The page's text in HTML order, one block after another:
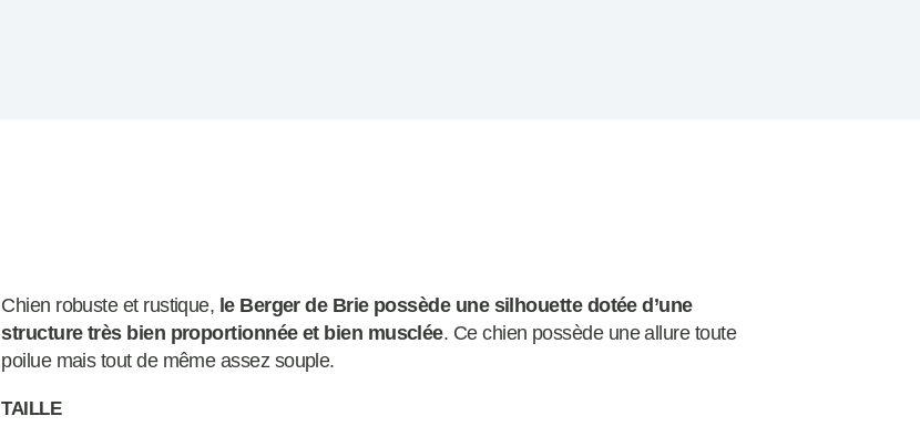
Chien robuste et rustique, le Berger de Brie possède une silhouette dotée d’une
structure très bien proportionnée et bien musclée. Ce chien possède une allure toute
poilue mais tout de même assez souple.
TAILLE